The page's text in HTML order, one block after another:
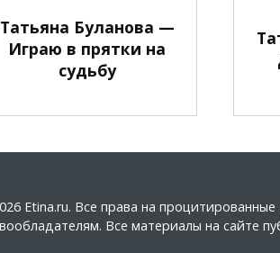
Татьяна Буланова —
Играю в прятки на
судьбу
Etina.ru. Все права на
Все материалы на сайте